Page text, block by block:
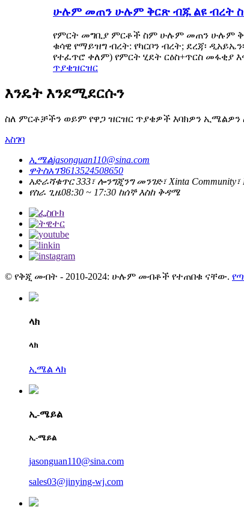
ሁሉም መጠን ሁሉም ቅርጽ ብጁ ልዩ ብረት
የምርት መግቢያ ምርቶች ስም ሁሉም መጠን ሁሉም ቅርጽ
ቁሳዊ የማይዝግ ብረት: የካርቦን ብረት; ደረጃ፡
የተፈጥሮ ቀለም) የምርት ሂደት ርዕስ+ጥርስ መፋቂያ
ጥያቄዝርዝር
እንዴት እንደሚደርሱን
ስለ ምርቶቻችን ወይም የዋጋ ዝርዝር ጥያቄዎች እባክዎን ኢሜልዎን
አስገባ
ኢሜልjasonguan110@sina.com
ዋትስአፕ8613524508650
አድራሻቁጥር 333፣ ሎንግጂንግ መንገድ፣ Xinta Community፣
የስራ ጊዜ08:30 ~ 17:30 ከሰኞ እስከ ቅዳሜ
© የቅጂ መብት - 2010-2024: ሁሉም መብቶች የተጠበቁ ናቸው.
ላክ
ላክ
ኢሜል ላክ
ኢ-ሜይል
ኢ-ሜይል
jasonguan110@sina.com
sales03@jinying-wj.com